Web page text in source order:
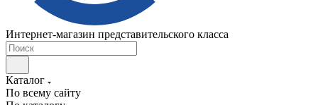
Интернет-магазин представительского класса
Каталог
По всему сайту